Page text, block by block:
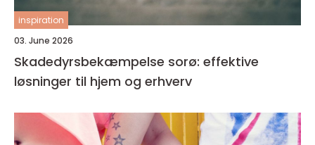
inspiration
03. June 2026
Skadedyrsbekæmpelse sorø: effektive
løsninger til hjem og erhverv